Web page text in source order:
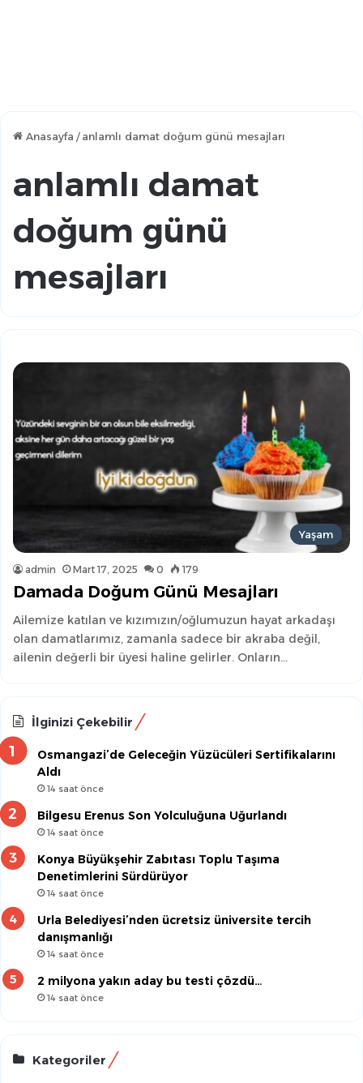
Anasayfa / anlamlı damat doğum günü mesajları
anlamlı damat
doğum günü
mesajları
Yaşam
admin Mart 17, 2025 0 179
Damada Doğum Günü Mesajları
Ailemize katılan ve kızımızın/oğlumuzun hayat arkadaşı
olan damatlarımız, zamanla sadece bir akraba değil,
ailenin değerli bir üyesi haline gelirler. Onların…
İlginizi Çekebilir
Osmangazi’de Geleceğin Yüzücüleri Sertifikalarını
Aldı
14 saat önce
Bilgesu Erenus Son Yolculuğuna Uğurlandı
14 saat önce
Konya Büyükşehir Zabıtası Toplu Taşıma
Denetimlerini Sürdürüyor
14 saat önce
Urla Belediyesi’nden ücretsiz üniversite tercih
danışmanlığı
14 saat önce
2 milyona yakın aday bu testi çözdü…
14 saat önce
Kategoriler